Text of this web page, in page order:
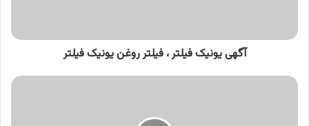
آگهی یونیک فیلتر ، فیلتر روغن یونیک فیلتر
آگهی